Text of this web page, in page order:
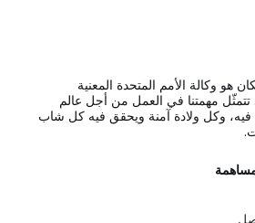
هو وكالة الأمم المتحدة المعنية
تتمثّل مهمتنا في العمل من أجل عالم
وكل ولادة آمنة ويحقق فيه كل شاب